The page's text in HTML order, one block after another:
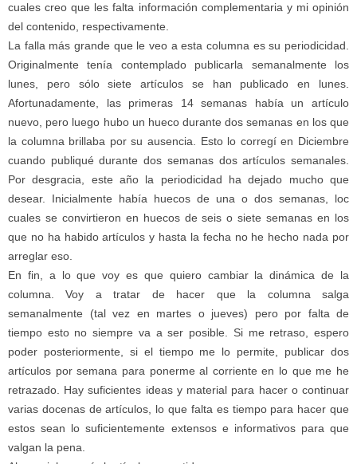
cuales creo que les falta información complementaria y mi opinión
del contenido, respectivamente.
La falla más grande que le veo a esta columna es su periodicidad.
Originalmente tenía contemplado publicarla semanalmente los
lunes, pero sólo siete artículos se han publicado en lunes.
Afortunadamente, las primeras 14 semanas había un artículo
nuevo, pero luego hubo un hueco durante dos semanas en los que
la columna brillaba por su ausencia. Esto lo corregí en Diciembre
cuando publiqué durante dos semanas dos artículos semanales.
Por desgracia, este año la periodicidad ha dejado mucho que
desear. Inicialmente había huecos de una o dos semanas, loc
cuales se convirtieron en huecos de seis o siete semanas en los
que no ha habido artículos y hasta la fecha no he hecho nada por
arreglar eso.
En fin, a lo que voy es que quiero cambiar la dinámica de la
columna. Voy a tratar de hacer que la columna salga
semanalmente (tal vez en martes o jueves) pero por falta de
tiempo esto no siempre va a ser posible. Si me retraso, espero
poder posteriormente, si el tiempo me lo permite, publicar dos
artículos por semana para ponerme al corriente en lo que me he
retrazado. Hay suficientes ideas y material para hacer o continuar
varias docenas de artículos, lo que falta es tiempo para hacer que
estos sean lo suficientemente extensos e informativos para que
valgan la pena.